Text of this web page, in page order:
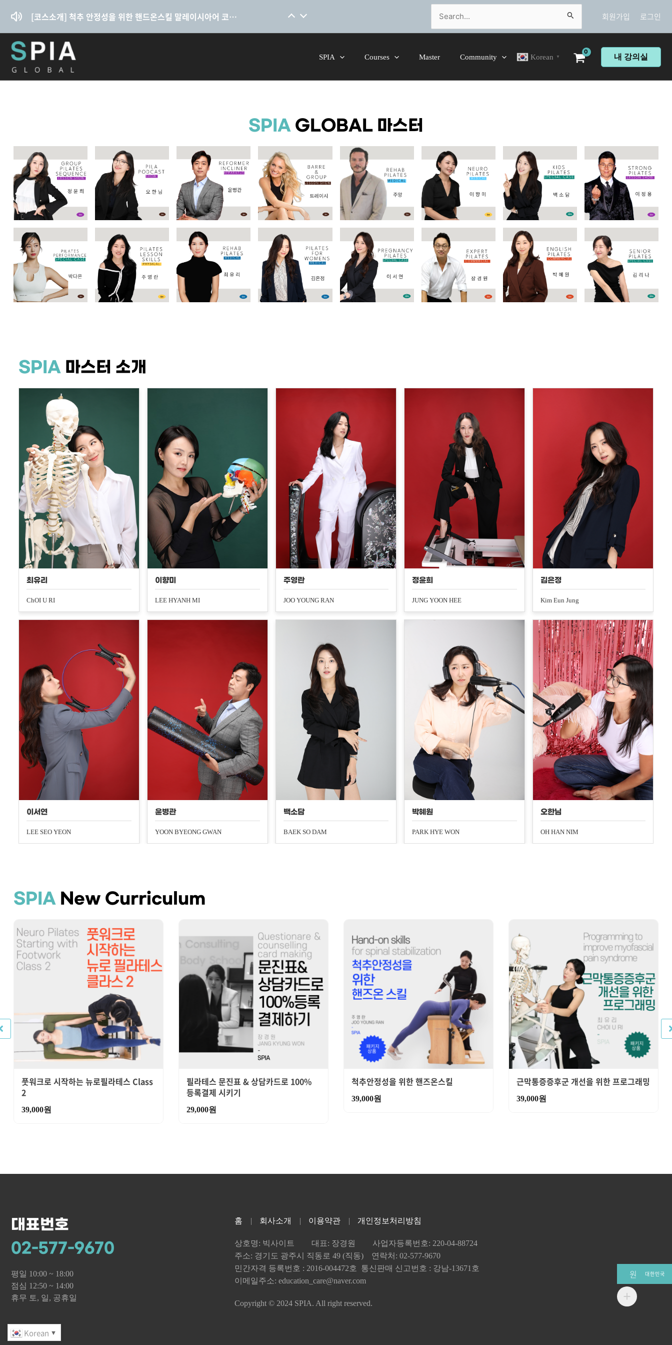
건너뛰기
[코스소개] 척추 안정성을 위한 핸드온스킬 말레이시아어 코스 오픈
Search
for:
회원가입 로그인
SPIA Courses Master Community Korean ▼ 내 강의실
SPIA GLOBAL 마스터
SPIA 마스터 소개
최유리
ChOI U RI
이향미
LEE HYANH MI
주영란
JOO YOUNG RAN
정윤희
JUNG YOON HEE
김은정
Kim Eun Jung
이서연
LEE SEO YEON
윤병관
YOON BYEONG GWAN
백소담
BAEK SO DAM
박혜원
PARK HYE WON
오한님
OH HAN NIM
SPIA New Curriculum
풋워크로 시작하는 뉴로필라테스 Class
2
39,000원
필라테스 문진표 & 상담카드로 100%
등록결제 시키기
29,000원
척추안정성을 위한 핸즈온스킬
39,000원
근막통증증후군 개선을 위한 프로그래밍
39,000원
대표번호
02-577-9670
평일 10:00 ~ 18:00
점심 12:50 ~ 14:00
휴무 토, 일, 공휴일
홈 회사소개 이용약관 개인정보처리방침
상호명: 빅사이트 대표: 장경원
사업자등록번호: 220-04-88724
주소: 경기도 광주시 직동로 49 (직동) 연락처: 02-577-9670
민간자격 등록번호 : 2016-004472호 통신판매 신고번호 : 강남-13671호
이메일주소: education_care@naver.com
Copyright © 2024 SPIA. All right reserved.
Korean ▼
원 대한민국